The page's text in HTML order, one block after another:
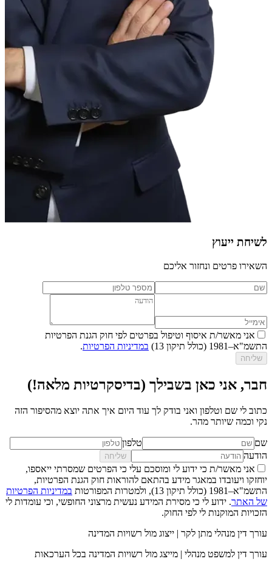
לשיחת ייעוץ
השאירו פרטים ונחזור אליכם
אני מאשר/ת איסוף וטיפול בפרטים לפי חוק הגנת הפרטיות
התשמ"א–1981 (כולל תיקון 13)
במדיניות הפרטיות.
שליחה
חבר, אני כאן בשבילך (בדיסקרטיות מלאה!)
כתוב לי שם וטלפון ואני בודק לך עוד היום איך אתה יוצא מהסיפור הזה
נקי וכמה שיותר מהר.
שם
טלפון
הודעה
שליחה
אני מאשר/ת כי ידוע לי ומוסכם עלי כי הפרטים שמסרתי ייאספו,
יוחזקו ויעובדו במאגר מידע בהתאם להוראות חוק הגנת הפרטיות,
התשמ"א–1981 (כולל תיקון 13), ולמטרות המפורטות
במדיניות הפרטיות
של האתר. ידוע לי כי מסירת המידע נעשית מרצוני החופשי, וכי עומדות לי
הזכויות המוקנות לי לפי החוק.
עורך דין מנהלי מתן לקר | ייצוג מול רשויות המדינה
עורך דין למשפט מנהלי | מייצג מול רשויות המדינה בכל הערכאות